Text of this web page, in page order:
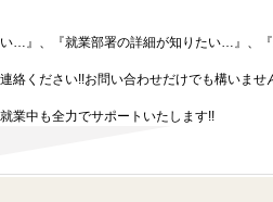
…』、『就業部署の詳細が知りたい…』、
絡ください!!お問い合わせだけでも構いませ
業中も全力でサポートいたします!!